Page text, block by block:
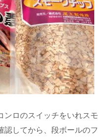
ンロのスイッチをいれスモ
認してから、段ボールのフ